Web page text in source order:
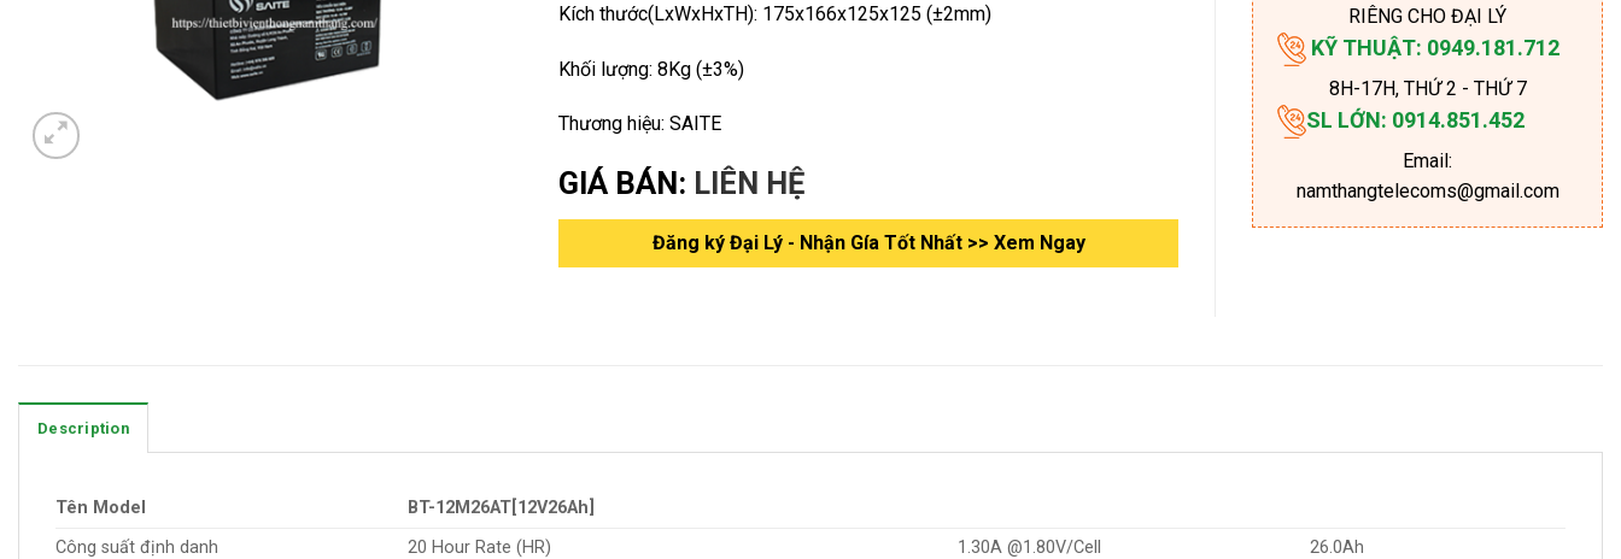
Kích thước(LxWxHxTH): 175x166x125x125 (±2mm)
Khối lượng: 8Kg (±3%)
Thương hiệu: SAITE
GIÁ BÁN: LIÊN HỆ
Đăng ký Đại Lý - Nhận Gía Tốt Nhất >> Xem Ngay
RIÊNG CHO ĐẠI LÝ
KỸ THUẬT: 0949.181.712
8H-17H, THỨ 2 - THỨ 7
SL LỚN: 0914.851.452
Email:
namthangtelecoms@gmail.com
Description
Tên Model
BT-12M26AT[12V26Ah]
Công suất định danh
20 Hour Rate (HR) 1.30A @1.80V/Cell 26.0Ah